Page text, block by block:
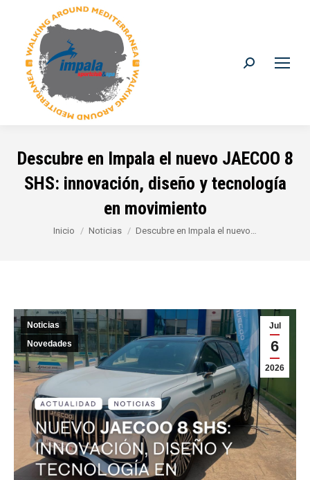
Buscar:
Descubre en Impala el nuevo JAECOO 8
SHS: innovación, diseño y tecnología
en movimiento
Estás aquí:
Inicio Noticias Descubre en Impala el nuevo…
Jul
6
2026
Noticias
Novedades